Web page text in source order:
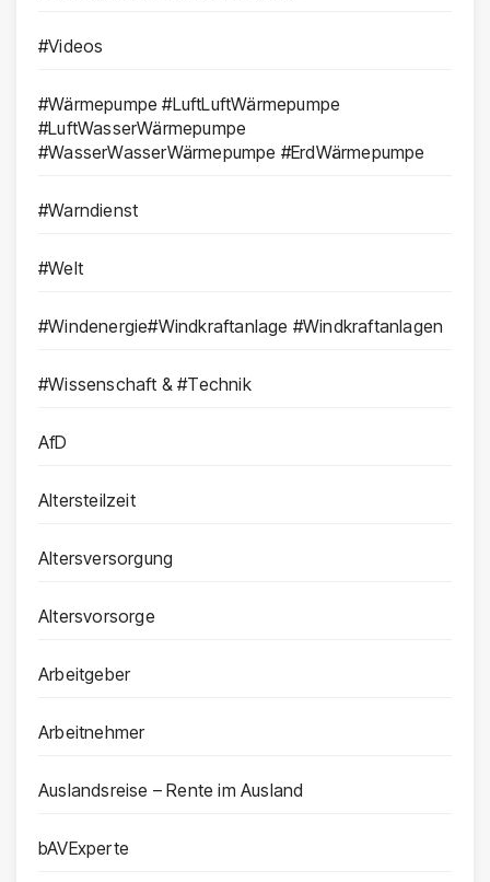
#Videos
#Wärmepumpe #LuftLuftWärmepumpe
#LuftWasserWärmepumpe
#WasserWasserWärmepumpe #ErdWärmepumpe
#Warndienst
#Welt
#Windenergie#Windkraftanlage #Windkraftanlagen
#Wissenschaft & #Technik
AfD
Altersteilzeit
Altersversorgung
Altersvorsorge
Arbeitgeber
Arbeitnehmer
Auslandsreise – Rente im Ausland
bAVExperte